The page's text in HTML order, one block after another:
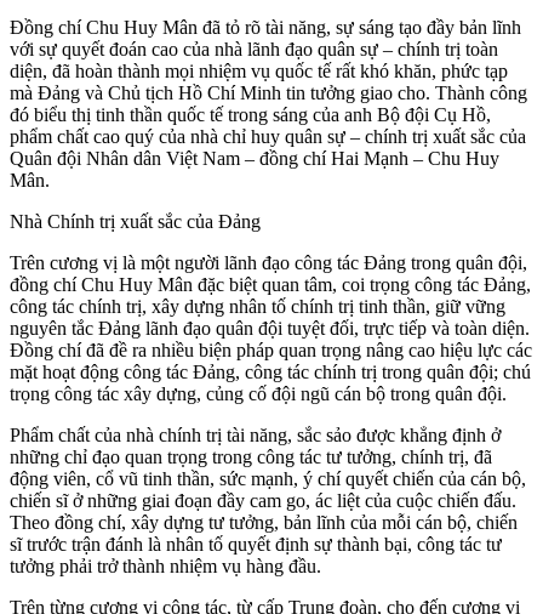
Đồng chí Chu Huy Mân đã tỏ rõ tài năng, sự sáng tạo đầy bản lĩnh
với sự quyết đoán cao của nhà lãnh đạo quân sự – chính trị toàn
diện, đã hoàn thành mọi nhiệm vụ quốc tế rất khó khăn, phức tạp
mà Đảng và Chủ tịch Hồ Chí Minh tin tưởng giao cho. Thành công
đó biểu thị tinh thần quốc tế trong sáng của anh Bộ đội Cụ Hồ,
phẩm chất cao quý của nhà chỉ huy quân sự – chính trị xuất sắc của
Quân đội Nhân dân Việt Nam – đồng chí Hai Mạnh – Chu Huy
Mân.
Nhà Chính trị xuất sắc của Đảng
Trên cương vị là một người lãnh đạo công tác Đảng trong quân đội,
đồng chí Chu Huy Mân đặc biệt quan tâm, coi trọng công tác Đảng,
công tác chính trị, xây dựng nhân tố chính trị tinh thần, giữ vững
nguyên tắc Đảng lãnh đạo quân đội tuyệt đối, trực tiếp và toàn diện.
Đồng chí đã đề ra nhiều biện pháp quan trọng nâng cao hiệu lực các
mặt hoạt động công tác Đảng, công tác chính trị trong quân đội; chú
trọng công tác xây dựng, củng cố đội ngũ cán bộ trong quân đội.
Phẩm chất của nhà chính trị tài năng, sắc sảo được khẳng định ở
những chỉ đạo quan trọng trong công tác tư tưởng, chính trị, đã
động viên, cổ vũ tinh thần, sức mạnh, ý chí quyết chiến của cán bộ,
chiến sĩ ở những giai đoạn đầy cam go, ác liệt của cuộc chiến đấu.
Theo đồng chí, xây dựng tư tưởng, bản lĩnh của mỗi cán bộ, chiến
sĩ trước trận đánh là nhân tố quyết định sự thành bại, công tác tư
tưởng phải trở thành nhiệm vụ hàng đầu.
Trên từng cương vị công tác, từ cấp Trung đoàn, cho đến cương vị